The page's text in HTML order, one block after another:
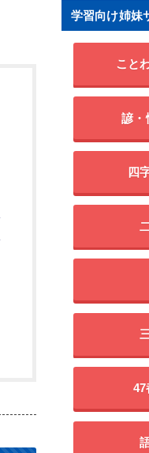
学習向け姉妹
こと
諺・
四
47